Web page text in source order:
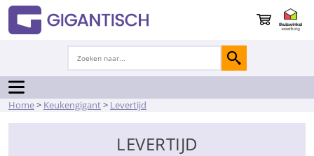
Home> Keukengigant> Levertijd
LEVERTIJD